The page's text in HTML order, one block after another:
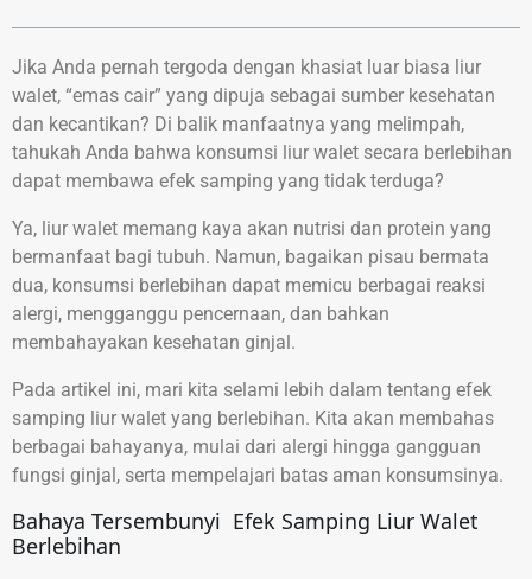
Jika Anda pernah tergoda dengan khasiat luar biasa liur
walet, “emas cair” yang dipuja sebagai sumber kesehatan
dan kecantikan? Di balik manfaatnya yang melimpah,
tahukah Anda bahwa konsumsi liur walet secara berlebihan
dapat membawa efek samping yang tidak terduga?
Ya, liur walet memang kaya akan nutrisi dan protein yang
bermanfaat bagi tubuh. Namun, bagaikan pisau bermata
dua, konsumsi berlebihan dapat memicu berbagai reaksi
alergi, mengganggu pencernaan, dan bahkan
membahayakan kesehatan ginjal.
Pada artikel ini, mari kita selami lebih dalam tentang efek
samping liur walet yang berlebihan. Kita akan membahas
berbagai bahayanya, mulai dari alergi hingga gangguan
fungsi ginjal, serta mempelajari batas aman konsumsinya.
Bahaya Tersembunyi Efek Samping Liur Walet
Berlebihan